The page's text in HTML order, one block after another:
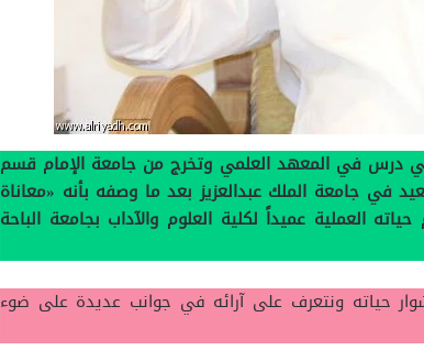
درس في المعهد العلمي وتخرج من جامعة الإمام قسم
في جامعة الملك عبدالعزيز بعد ما وصفه بأنه «معاناة
العملية عميداً لكلية العلوم والآداب بجامعة الباحة
حياته ونتعرف على آرائه في جوانب عديدة على ضوء